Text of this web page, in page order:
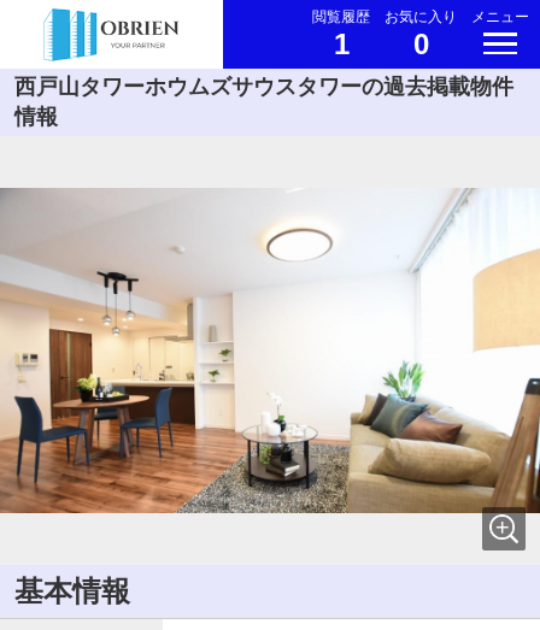
閲覧履歴
1
お気に入り
0
メニュー
西戸山タワーホウムズサウスタワーの過去掲載物件
情報
基本情報